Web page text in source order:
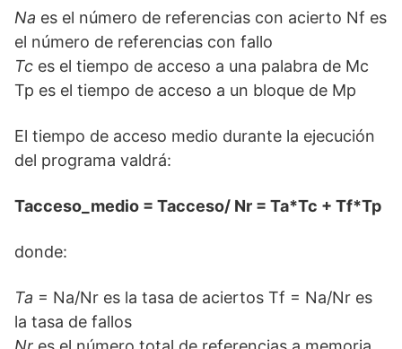
Na es el número de referencias con acierto Nf es
el número de referencias con fallo
Tc es el tiempo de acceso a una palabra de Mc
Tp es el tiempo de acceso a un bloque de Mp
El tiempo de acceso medio durante la ejecución
del programa valdrá:
Tacceso_medio = Tacceso/ Nr = Ta*Tc + Tf*Tp
donde:
Ta = Na/Nr es la tasa de aciertos Tf = Na/Nr es
la tasa de fallos